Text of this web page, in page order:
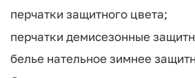
перчатки защитного цвета;
перчатки демисезонные
белье нательное зимнее